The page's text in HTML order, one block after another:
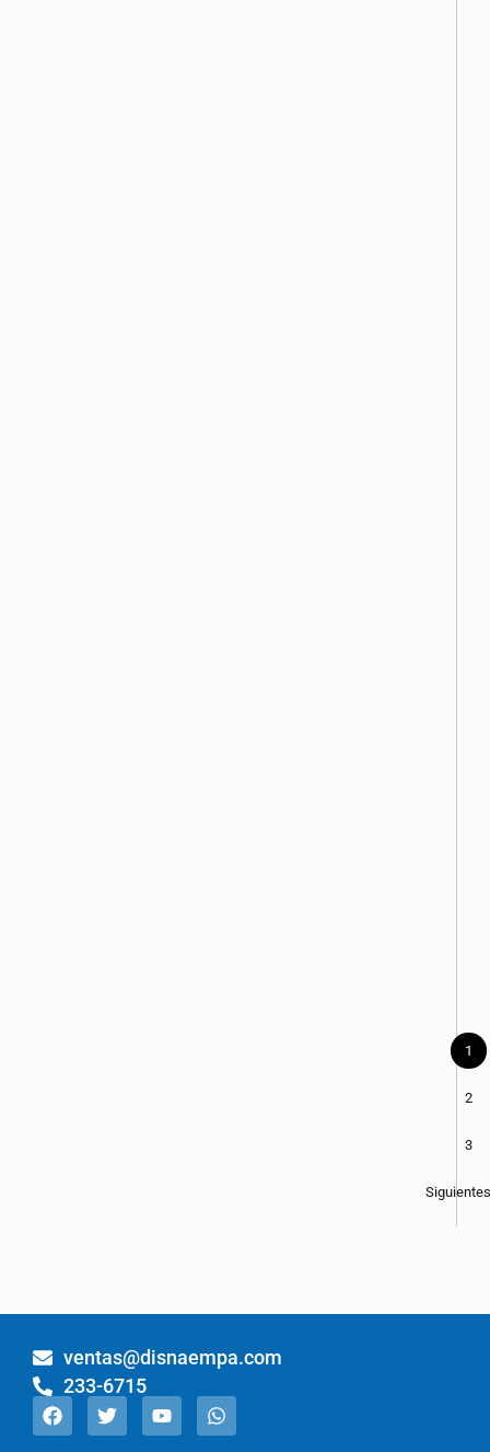
1
2
3
Siguientes
ventas@disnaempa.com
233-6715